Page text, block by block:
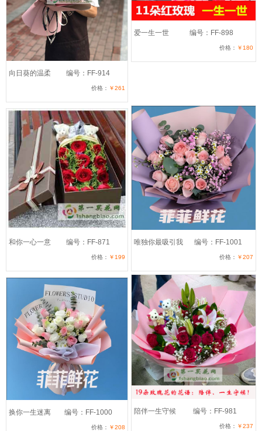
向日葵的温柔 编号：FF-914
价格： ￥261
爱一生一世 编号：FF-898
价格： ￥180
和你一心一意 编号：FF-871
价格： ￥199
唯独你最吸引我 编号：FF-1001
价格： ￥207
换你一生迷离 编号：FF-1000
价格： ￥208
陪伴一生守候 编号：FF-981
价格： ￥237